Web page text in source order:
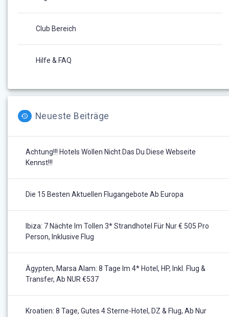
Club Bereich
Hilfe & FAQ
Neueste Beiträge
Achtung!!! Hotels Wollen Nicht Das Du Diese Webseite
Kennst!!!
Die 15 Besten Aktuellen Flugangebote Ab Europa
Ibiza: 7 Nächte Im Tollen 3* Strandhotel Für Nur € 505 Pro
Person, Inklusive Flug
Ägypten, Marsa Alam: 8 Tage Im 4* Hotel, HP, Inkl. Flug &
Transfer, Ab NUR €537
Kroatien: 8 Tage, Gutes 4 Sterne-Hotel, DZ & Flug, Ab Nur